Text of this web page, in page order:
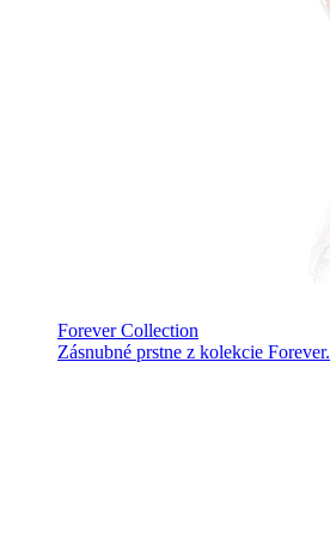
Forever Collection
Zásnubné prstne z kolekcie Forever.